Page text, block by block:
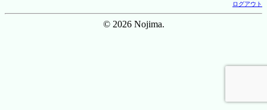
ログアウト
© 2026 Nojima.